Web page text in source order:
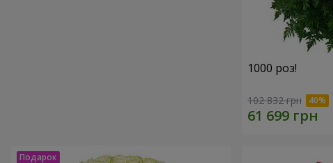
1000 роз!
102 832 грн